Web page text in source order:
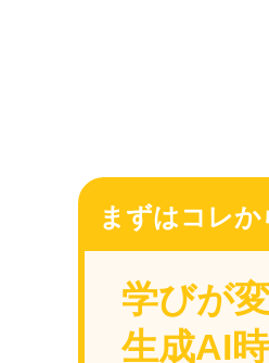
まずはコレか
学びが
生成AI